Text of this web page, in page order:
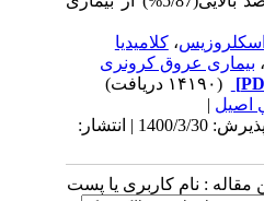
،کلامیدیا
عروق کرونری
|
دریافت: 1391/8/15 | پذیرش: 1400/3/30 | انتشار:
: نام کاربری یا پست